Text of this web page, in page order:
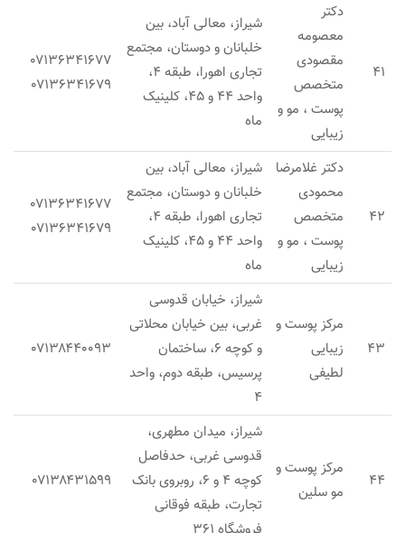
۴۱
دکتر
معصومه
مقصودی
​متخصص
پوست ، مو و
زیبایی
شیراز، معالی آباد، بین
خلبانان و دوستان، مجتمع
تجاری اهورا، طبقه ۴،
واحد ۴۴ و ۴۵، کلینیک
ماه
۰۷۱۳۶۳۴۱۶۷۷
۰۷۱۳۶۳۴۱۶۷۹
۴۲
دکتر غلامرضا
محمودی
متخصص
پوست ، مو و
زیبایی
شیراز، معالی آباد، بین
خلبانان و دوستان، مجتمع
تجاری اهورا، طبقه ۴،
واحد ۴۴ و ۴۵، کلینیک
ماه
۰۷۱۳۶۳۴۱۶۷۷
۰۷۱۳۶۳۴۱۶۷۹
۴۳
مرکز پوست و
زیبایی
لطیفی
شیراز، خیابان قدوسی
غربی، بین خیابان محلاتی
و کوچه ۶، ساختمان
پرسیس، طبقه دوم، واحد
۴
۰۷۱۳۸۴۴۰۰۹۳
۴۴
مرکز پوست و
مو سلین
شیراز، میدان مطهری،
قدوسی غربی، حدفاصل
کوچه ۴ و ۶، روبروی بانک
تجارت، طبقه فوقانی
۰۷۱۳۸۴۳۱۵۹۹